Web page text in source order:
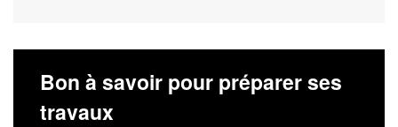
Bon à savoir pour préparer ses
travaux